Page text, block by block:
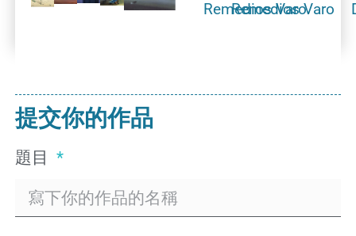
提交你的作品
題目